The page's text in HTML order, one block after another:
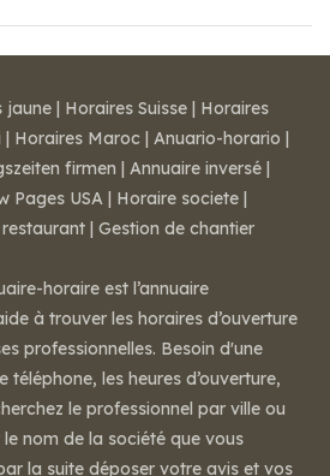
jaune | Horaires Suisse | Horaires
| Horaires Maroc | Anuario-horario |
firmen | Annuaire inversé |
Pages USA | Horaire societe |
| Gestion de chantier
horaire est l’annuaire
à trouver les horaires d’ouverture
professionnelles. Besoin d'une
téléphone, les heures d’ouverture,
le professionnel par ville ou
nom de la société que vous
la suite déposer votre avis et vos